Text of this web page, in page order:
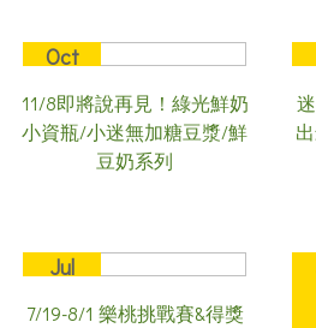
Oct
2023
11/8即將說再見！綠光鮮奶
小資瓶/小迷無加糖豆漿/鮮
豆奶系列
Jul
2023
7/19-8/1 樂桃挑戰賽&得獎